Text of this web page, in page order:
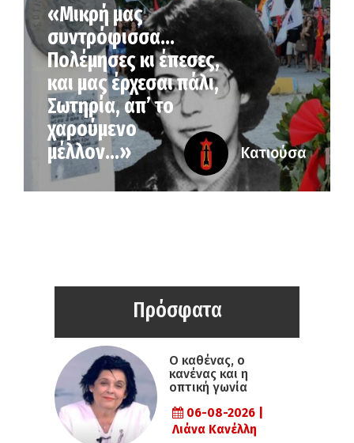
«Μικρή μας
συντρόφισσα…
Πολέμησες κι έπεσες,
και μας έρχεσαι πάλι,
Σωτηρία, απ’ το
χαρούμενο
μέλλον…»
Κατιούσα
Πρόσφατα
Ο καθένας, ο
κανένας και η
οπτική γωνία
06-08-2026 |
Λιάνα Κανέλλη